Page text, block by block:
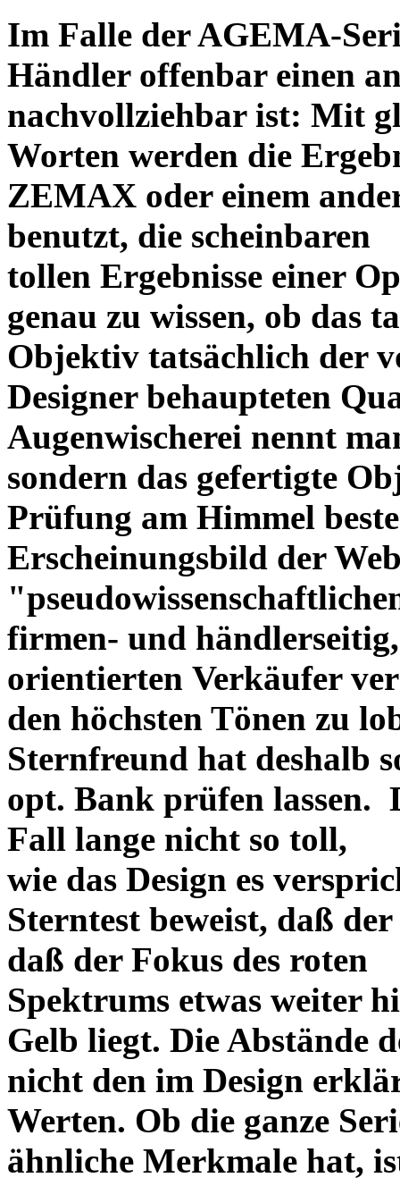
Im Falle der AGEMA-
Händler offenbar einen
nachvollziehbar ist: Mit
Worten werden die
ZEMAX oder einem
benutzt, die scheinbaren
tollen Ergebnisse einer
genau zu wissen, ob das
Objektiv tatsächlich der
Designer behaupteten
Augenwischerei nennt
sondern das gefertigte
Prüfung am Himmel
Erscheinungsbild der
firmen- und
orientierten Verkäufer
den höchsten Tönen zu
Sternfreund hat deshalb
opt. Bank prüfen lassen.
Fall lange nicht so toll,
wie das Design es
Sterntest beweist, daß
daß der Fokus des roten
Spektrums etwas weiter
Gelb liegt. Die Abstände
nicht den im Design
Werten. Ob die ganze
ähnliche Merkmale hat,